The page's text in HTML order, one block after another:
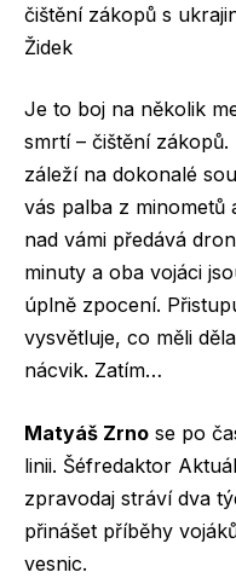
čištění zákopů s
Židek
Je to boj na několik
smrtí – čištění
záleží na dokonalé
vás palba z
nad vámi předává
minuty a oba vojáci
úplně zpocení.
vysvětluje, co měli
nácvik. Zatím…
Matyáš Zrno se po
linii. Šéfredaktor
zpravodaj stráví dva
přinášet příběhy
vesnic.